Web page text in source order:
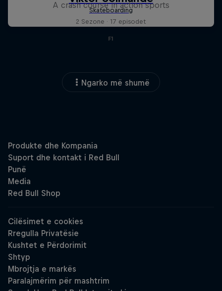
A crash course in action sports
2 Sezone · 17 episodet
F1
Ngarko më shumë